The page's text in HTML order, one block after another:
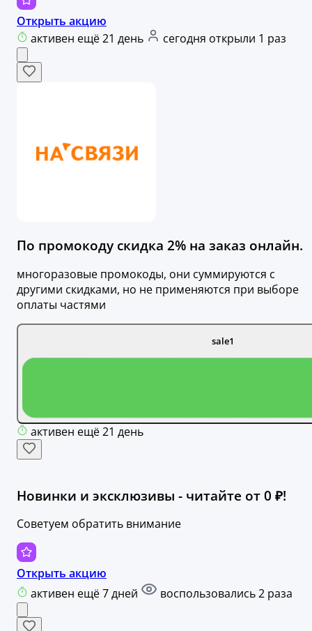
Открыть акцию
активен ещё 21 день
сегодня открыли 1 раз
По промокоду скидка 2% на заказ онлайн.
многоразовые промокоды, они суммируются с
другими скидками, но не применяются при выборе
оплаты частями
sale1
активен ещё 21 день
Новинки и эксклюзивы - читайте от 0 ₽!
Советуем обратить внимание
Открыть акцию
активен ещё 7 дней
воспользовались 2 раза